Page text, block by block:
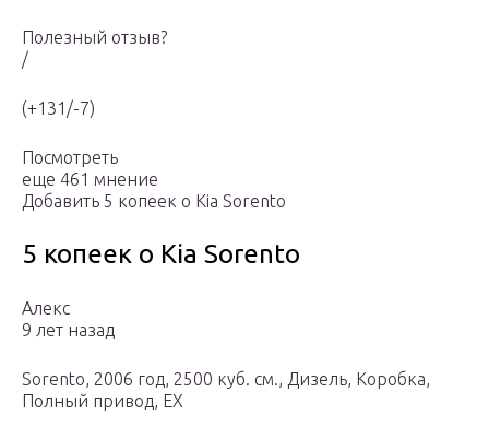
Полезный отзыв?
/
(+131/-7)
Посмотреть
еще 461 мнение
Добавить 5 копеек о Kia Sorento
5 копеек о Kia Sorento
Алекс
9 лет назад
Sorento, 2006 год, 2500 куб. см., Дизель, Коробка,
Полный привод, EX